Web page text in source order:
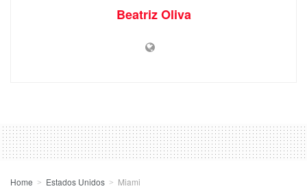
Beatriz Oliva
Home Estados Unidos Miami